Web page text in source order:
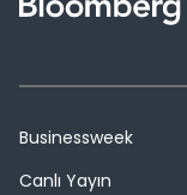
Businessweek
Canlı Yayın